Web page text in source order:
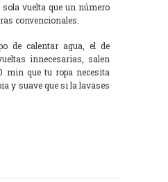
sola vuelta que un número
convencionales.
de calentar agua, el de
innecesarias, salen
min que tu ropa necesita
y suave que si la lavases